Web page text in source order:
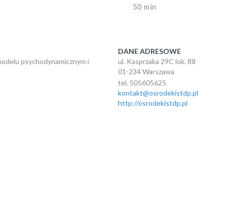
50 min
psychodynamicznym i
DANE ADRESOWE
ul. Kasprzaka 29C lok. 88
01-234 Warszawa
tel. 505605625
kontakt@osrodekistdp.pl
http://osrodekistdp.pl